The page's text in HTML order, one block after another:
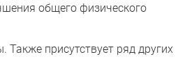
общего физического
присутствует ряд других